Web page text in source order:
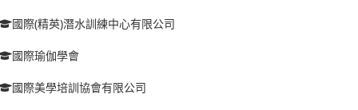
國際(精英)潛水訓練中心有限公司
國際瑜伽學會
國際美學培訓協會有限公司